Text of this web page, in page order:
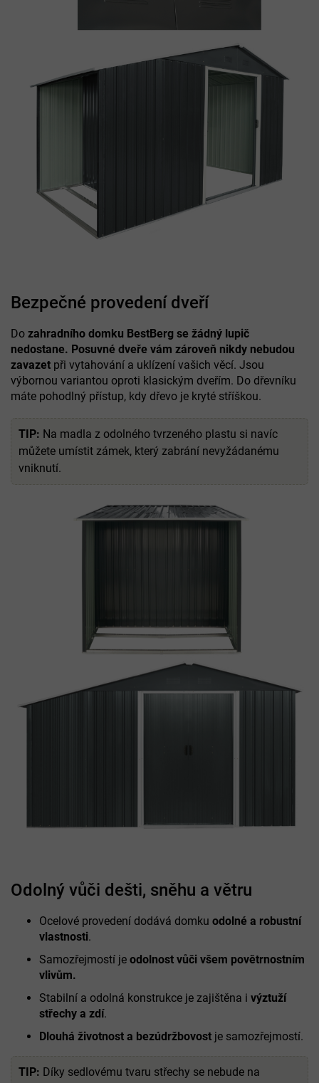
Bezpečné provedení dveří
Do zahradního domku BestBerg se žádný lupič
nedostane. Posuvné dveře vám zároveň nikdy nebudou
zavazet při vytahování a uklízení vašich věcí. Jsou
výbornou variantou oproti klasickým dveřím. Do dřevníku
máte pohodlný přístup, kdy dřevo je kryté stříškou.
TIP: Na madla z odolného tvrzeného plastu si navíc
můžete umístit zámek, který zabrání nevyžádanému
vniknutí.
Odolný vůči dešti, sněhu a větru
Ocelové provedení dodává domku odolné a robustní
vlastnosti.
Samozřejmostí je odolnost vůči všem povětrnostním
vlivům.
Stabilní a odolná konstrukce je zajištěna i výztuží
střechy a zdí.
Dlouhá životnost a bezúdržbovost je samozřejmostí.
TIP: Díky sedlovému tvaru střechy se nebude na